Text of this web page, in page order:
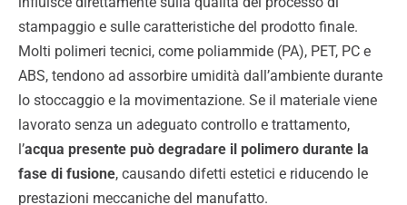
stampaggio e sulle caratteristiche del prodotto finale.
Molti polimeri tecnici, come poliammide (PA), PET, PC e
ABS, tendono ad assorbire umidità dall’ambiente durante
lo stoccaggio e la movimentazione. Se il materiale viene
lavorato senza un adeguato controllo e trattamento,
l’acqua presente può degradare il polimero durante la
fase di fusione, causando difetti estetici e riducendo le
prestazioni meccaniche del manufatto.